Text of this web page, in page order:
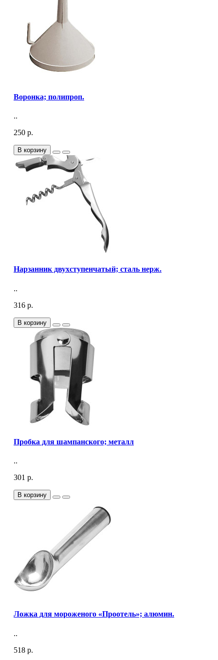
Воронка; полипроп.
..
250 р.
В корзину
Нарзанник двухступенчатый; сталь нерж.
..
316 р.
В корзину
Пробка для шампанского; металл
..
301 р.
В корзину
Ложка для мороженого «Проотель»; алюмин.
..
518 р.